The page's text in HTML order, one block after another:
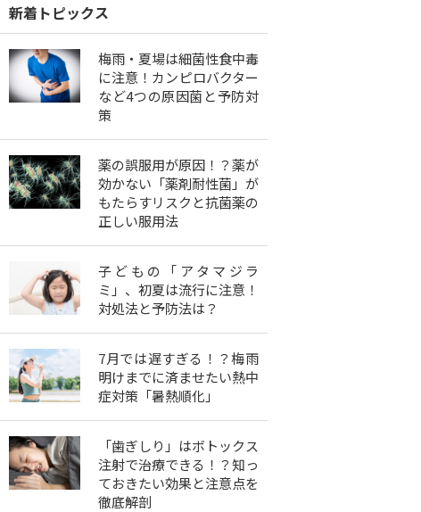
新着トピックス
梅雨・夏場は細菌性食中毒
に注意！カンピロバクター
など4つの原因菌と予防対
策
薬の誤服用が原因！？薬が
効かない「薬剤耐性菌」が
もたらすリスクと抗菌薬の
正しい服用法
子どもの「アタマジラ
ミ」、初夏は流行に注意！
対処法と予防法は？
7月では遅すぎる！？梅雨
明けまでに済ませたい熱中
症対策「暑熱順化」
「歯ぎしり」はボトックス
注射で治療できる！？知っ
ておきたい効果と注意点を
徹底解剖